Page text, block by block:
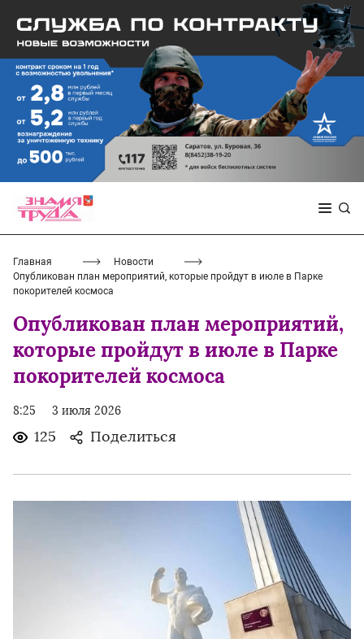
Главная
Новости
Опубликован план мероприятий, которые пройдут в июле в Парке
покорителей космоса
Опубликован план мероприятий,
которые пройдут в июле в Парке
покорителей космоса
8:25 3 июля 2026
125 Поделиться